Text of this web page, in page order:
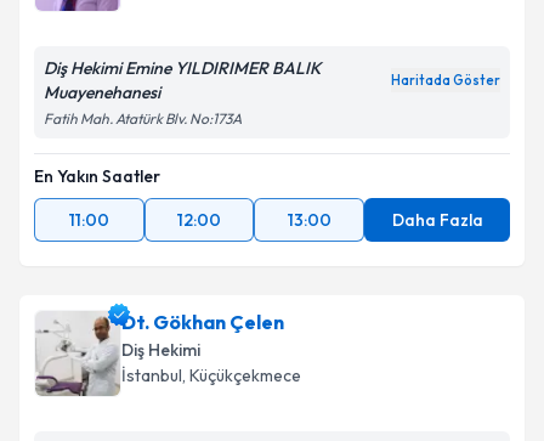
Diş Hekimi Emine YILDIRIMER BALIK
Muayenehanesi
Haritada Göster
Fatih Mah. Atatürk Blv. No:173A
En Yakın Saatler
11:00
12:00 13:00 Daha Fazla
Dt. Gökhan Çelen
Diş Hekimi
İstanbul, Küçükçekmece